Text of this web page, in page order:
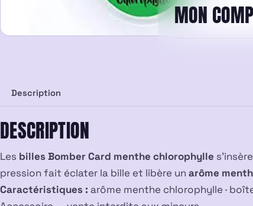
MON
Description
DESCRIPTION
Les billes Bomber Card menthe chlorophylle
pression fait éclater la bille et libère un arôme
Caractéristiques : arôme menthe chlorophylle ·